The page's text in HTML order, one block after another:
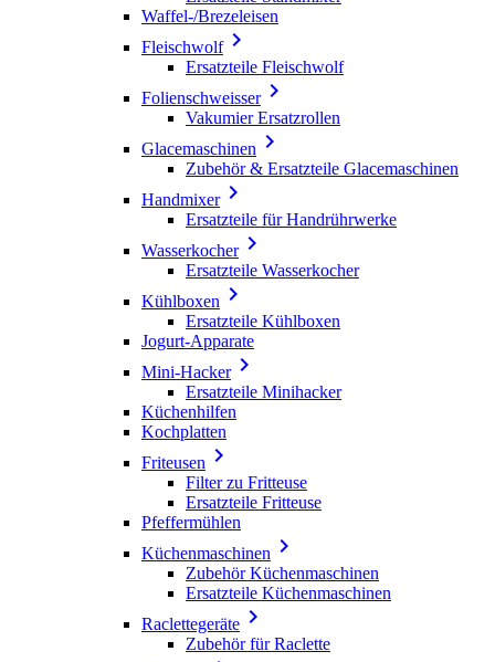
Waffel-/Brezeleisen
Fleischwolf
Ersatzteile Fleischwolf
Folienschweisser
Vakumier Ersatzrollen
Glacemaschinen 
Zubehör & Ersatzteile Glacemaschinen
Handmixer
Ersatzteile für Handrührwerke
Wasserkocher
Ersatzteile Wasserkocher
Kühlboxen 
Ersatzteile Kühlboxen
Jogurt-Apparate
Mini-Hacker
Ersatzteile Minihacker
Küchenhilfen
Kochplatten
Friteusen 
Filter zu Fritteuse
Ersatzteile Fritteuse
Pfeffermühlen
Küchenmaschinen 
Zubehör Küchenmaschinen
Ersatzteile Küchenmaschinen
Raclettegeräte 
Zubehör für Raclette